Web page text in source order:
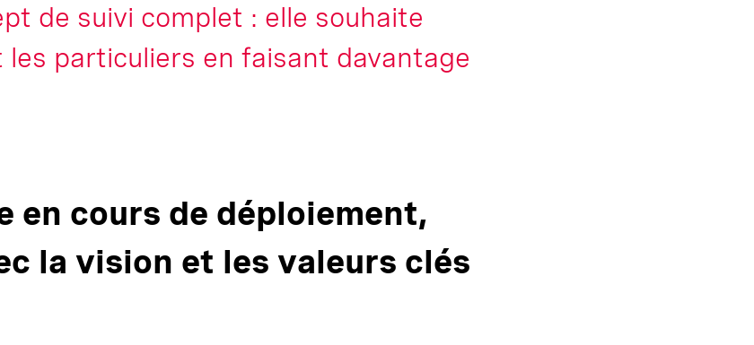
de suivi complet : elle souhaite
particuliers en faisant davantage
en cours de déploiement,
la vision et les valeurs clés